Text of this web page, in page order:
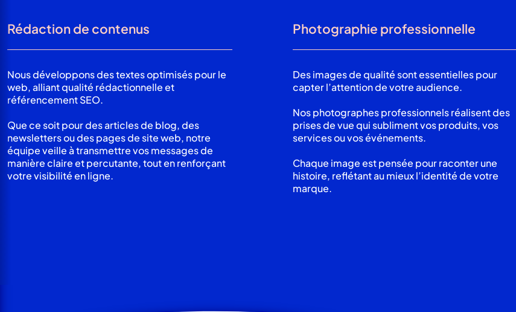
Rédaction de contenus
Nous développons des textes optimisés pour le
web, alliant qualité rédactionnelle et
référencement SEO.
Que ce soit pour des articles de blog, des
newsletters ou des pages de site web, notre
équipe veille à transmettre vos messages de
manière claire et percutante, tout en renforçant
votre visibilité en ligne.
Photographie professionnelle
Des images de qualité sont essentielles pour
capter l’attention de votre audience.
Nos photographes professionnels réalisent des
prises de vue qui subliment vos produits, vos
services ou vos événements.
Chaque image est pensée pour raconter une
histoire, reflétant au mieux l’identité de votre
marque.